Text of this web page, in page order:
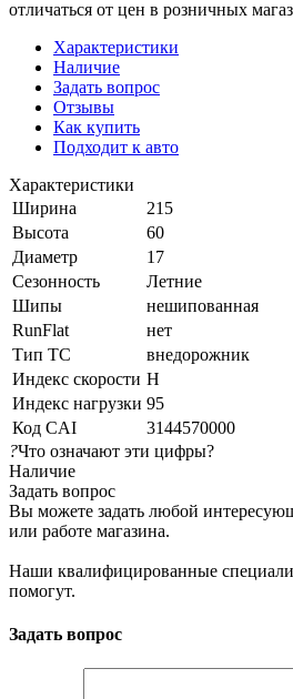
отличаться от цен в розничных
Характеристики
Наличие
Задать вопрос
Отзывы
Как купить
Подходит к авто
Характеристики
Ширина
215
Высота
60
Диаметр
17
Сезонность
Летние
Шипы
нешипованная
RunFlat
нет
Тип ТС
внедорожник
Индекс скорости H
Индекс нагрузки 95
Код CAI
3144570000
?Что означают эти цифры?
Наличие
Задать вопрос
Вы можете задать любой
или работе магазина.
Наши квалифицированные
помогут.
Задать вопрос